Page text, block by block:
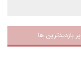
پر بازدیدترین ها